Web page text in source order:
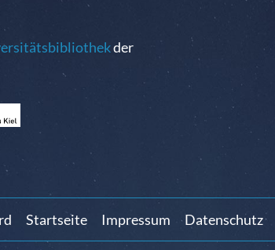
der
Startseite Impressum Datenschutz